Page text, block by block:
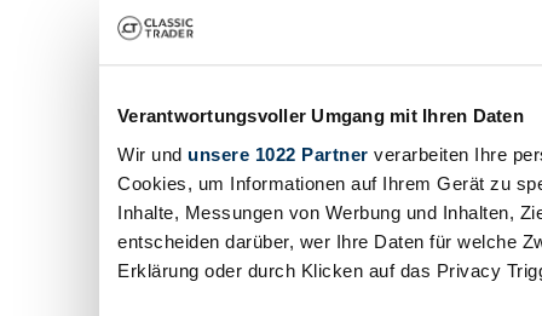
Verantwortungsvoller Umgang mit Ihren Daten
Wir und unsere 1022 Partner verarbeiten Ihre
Cookies, um Informationen auf Ihrem Gerät zu
Inhalte, Messungen von Werbung und Inhalten,
entscheiden darüber, wer Ihre Daten für welche
Erklärung oder durch Klicken auf das Privacy